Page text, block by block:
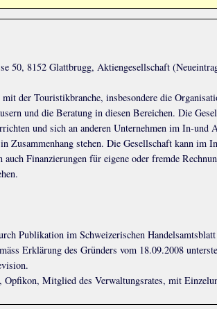
50, 8152 Glattbrugg, Aktiengesellschaft
der Touristikbranche, insbesondere die
und die Beratung in diesen Bereichen. Die
und sich an anderen Unternehmen im In-und
stehen. Die Gesellschaft kann im
Finanzierungen für eigene oder fremde
Publikation im Schweizerischen
Erklärung des Gründers vom 18.09.2008
Opfikon, Mitglied des Verwaltungsrates, mit